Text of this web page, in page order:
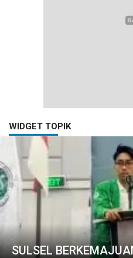
WIDGET TOPIK
SULSEL